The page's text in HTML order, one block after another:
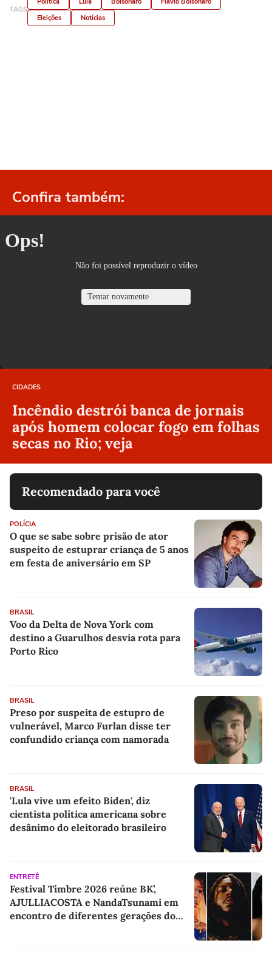
TAGS
Eleições
Notícias
Confira também:
CIDADES
Incêndio destrói banca de jornais
após homem colocar fogo em folhas
secas no Rio; veja
Recomendado para você
POLÍCIA
O que se sabe sobre prisão de ator
suspeito de estuprar criança de 5 anos
em festa de aniversário em SP
BRASIL
Voo da Delta de Nova York com
destino a Guarulhos desvia rota para
Porto Rico
BRASIL
Preso por suspeita de estupro de
vulnerável, Marco Furlan disse ter
confundido criança com namorada
BRASIL
'Lula vive um efeito Biden', diz
cientista política americana sobre
desânimo do eleitorado brasileiro
ENTRETÊ
Festival Timbre 2026 reúne BK’,
AJULLIACOSTA e NandaTsunami em
encontro de diferentes gerações do